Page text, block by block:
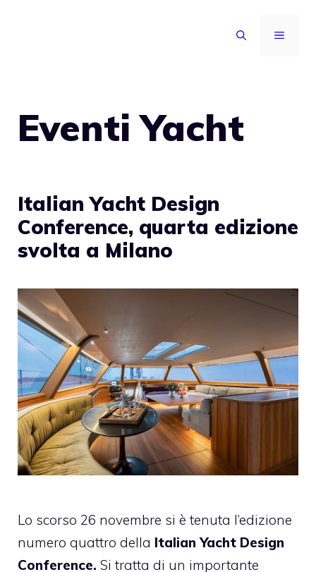
MENU
Eventi Yacht
Italian Yacht Design
Conference, quarta edizione
svolta a Milano
Lo scorso 26 novembre si è tenuta l’edizione
numero quattro della Italian Yacht Design
Conference. Si tratta di un importante